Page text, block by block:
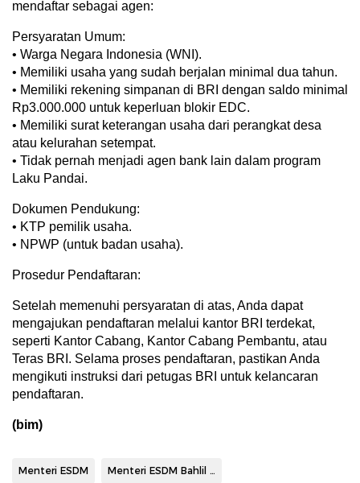
mendaftar sebagai agen:
Persyaratan Umum:
• Warga Negara Indonesia (WNI).
• Memiliki usaha yang sudah berjalan minimal dua tahun.
• Memiliki rekening simpanan di BRI dengan saldo minimal
Rp3.000.000 untuk keperluan blokir EDC.
• Memiliki surat keterangan usaha dari perangkat desa
atau kelurahan setempat.
• Tidak pernah menjadi agen bank lain dalam program
Laku Pandai.
Dokumen Pendukung:
• KTP pemilik usaha.
• NPWP (untuk badan usaha).
Prosedur Pendaftaran:
Setelah memenuhi persyaratan di atas, Anda dapat
mengajukan pendaftaran melalui kantor BRI terdekat,
seperti Kantor Cabang, Kantor Cabang Pembantu, atau
Teras BRI. Selama proses pendaftaran, pastikan Anda
mengikuti instruksi dari petugas BRI untuk kelancaran
pendaftaran.
(bim)
Menteri ESDM Menteri ESDM Bahlil Lahadalia